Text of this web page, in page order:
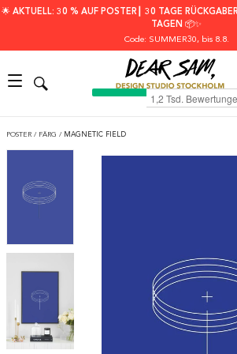
🌟 AKTUELL: 30 % AUF POSTER┃ 30 TAGE
TAGEN 📦✨
Code: SUMMER30, bis 8.8.
POSTER / FÄRG / MAGNETIC FIELD